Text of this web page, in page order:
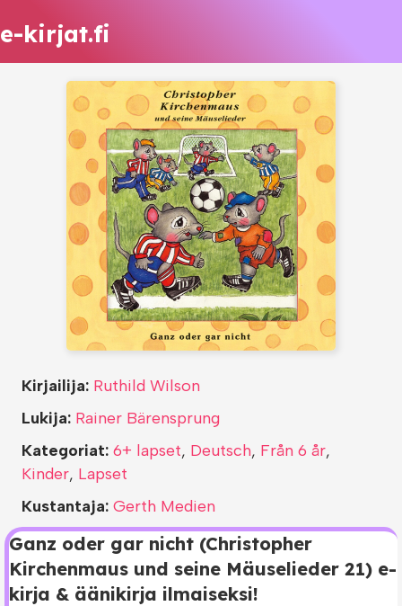
e-kirjat.fi
Ganz oder gar nicht (Christopher
Kirchenmaus und seine Mäuselieder 21) e-
kirja & äänikirja ilmaiseksi!
Kirjailija: Ruthild Wilson
Lukija: Rainer Bärensprung
Kategoriat: 6+ lapset, Deutsch, Från 6 år,
Kinder, Lapset
Kustantaja: Gerth Medien